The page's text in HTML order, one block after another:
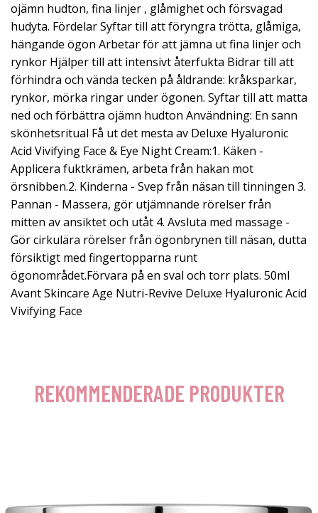
ojämn hudton, fina linjer , glåmighet och försvagad
hudyta. Fördelar Syftar till att föryngra trötta, glåmiga,
hängande ögon Arbetar för att jämna ut fina linjer och
rynkor Hjälper till att intensivt återfukta Bidrar till att
förhindra och vända tecken på åldrande: kråksparkar,
rynkor, mörka ringar under ögonen. Syftar till att matta
ned och förbättra ojämn hudton Användning: En sann
skönhetsritual Få ut det mesta av Deluxe Hyaluronic
Acid Vivifying Face & Eye Night Cream:1. Käken -
Applicera fuktkrämen, arbeta från hakan mot
örsnibben.2. Kinderna - Svep från näsan till tinningen 3.
Pannan - Massera, gör utjämnande rörelser från
mitten av ansiktet och utåt 4. Avsluta med massage -
Gör cirkulära rörelser från ögonbrynen till näsan, dutta
försiktigt med fingertopparna runt
ögonområdet.Förvara på en sval och torr plats. 50ml
Avant Skincare Age Nutri-Revive Deluxe Hyaluronic Acid
Vivifying Face
REKOMMENDERADE PRODUKTER